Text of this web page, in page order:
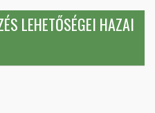
LEHETŐSÉGEI HAZAI